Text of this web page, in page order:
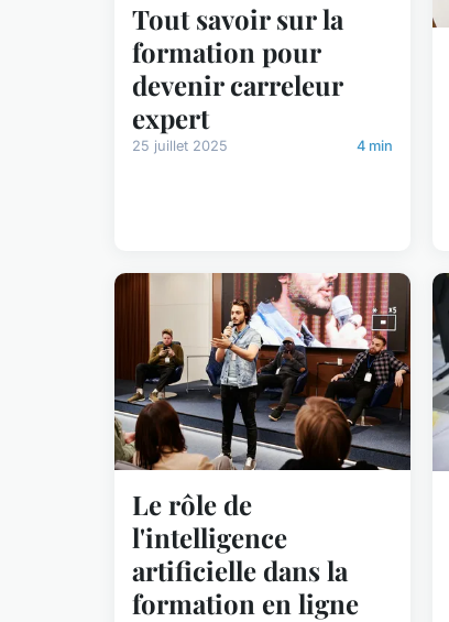
Tout savoir sur la
formation pour
devenir carreleur
expert
25 juillet 2025 4 min
Le rôle de
l'intelligence
artificielle dans la
formation en ligne